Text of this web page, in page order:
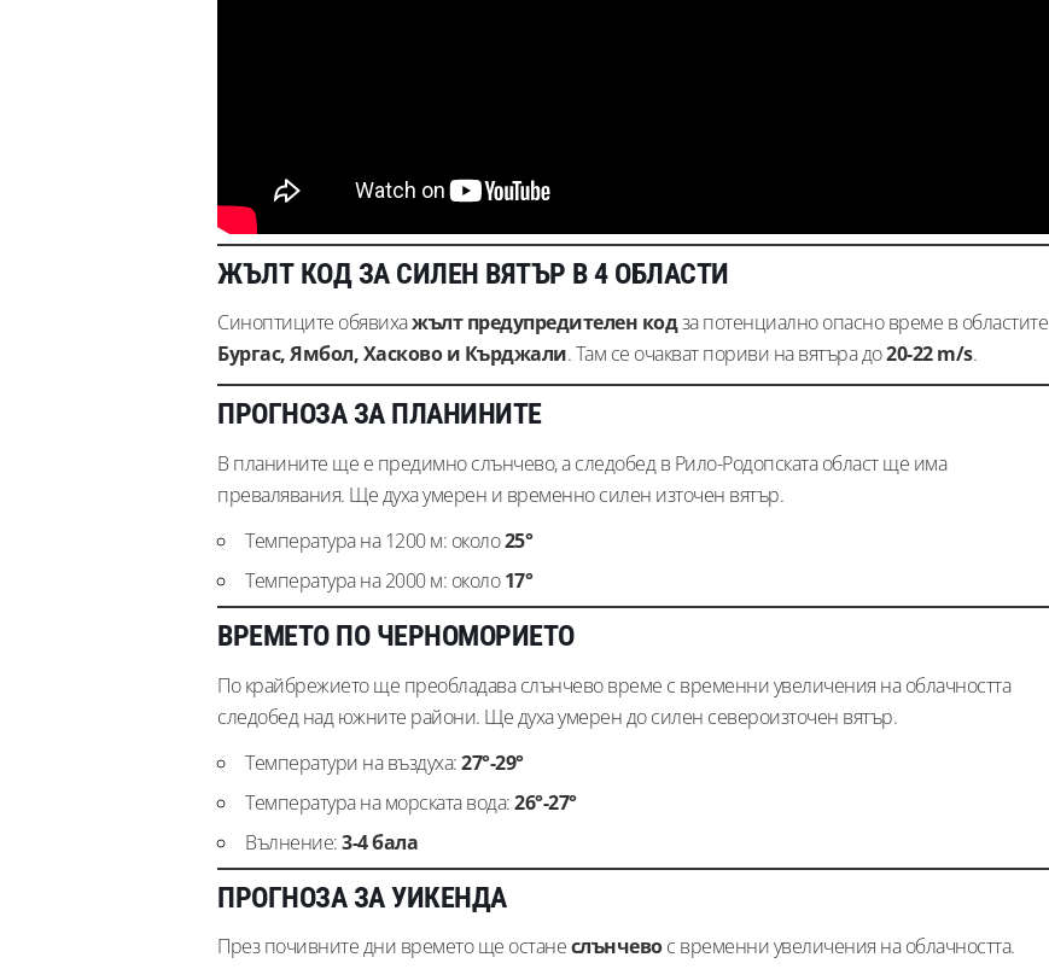
ЖЪЛТ КОД ЗА СИЛЕН ВЯТЪР В 4 ОБЛАСТИ
Синоптиците обявихажълт предупредителен кодза потенциално опасно време в областите
Бургас, Ямбол, Хасково и Кърджали. Там се очакват пориви на вятъра до20-22 m/s.
ПРОГНОЗА ЗА ПЛАНИНИТЕ
В планините ще е предимно слънчево, а следобед в Рило-Родопската област ще има
превалявания. Ще духа умерен и временно силен източен вятър.
Температура на 1200 м: около25°
Температура на 2000 м: около17°
ВРЕМЕТО ПО ЧЕРНОМОРИЕТО
По крайбрежието ще преобладава слънчево време с временни увеличения на облачността
следобед над южните райони. Ще духа умерен до силен североизточен вятър.
Температури на въздуха:27°-29°
Температура на морската вода:26°-27°
Вълнение:3-4 бала
ПРОГНОЗА ЗА УИКЕНДА
През почивните дни времето ще останеслънчевос временни увеличения на облачността.